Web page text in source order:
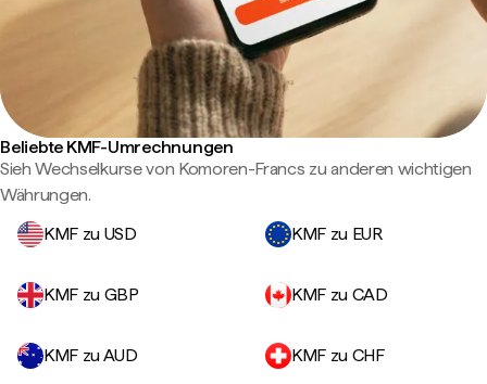
Beliebte KMF-Umrechnungen
Sieh Wechselkurse von Komoren-Francs zu anderen wichtigen
Währungen.
KMF zu USD
KMF zu EUR
KMF zu GBP KMF zu CAD
KMF zu AUD KMF zu CHF